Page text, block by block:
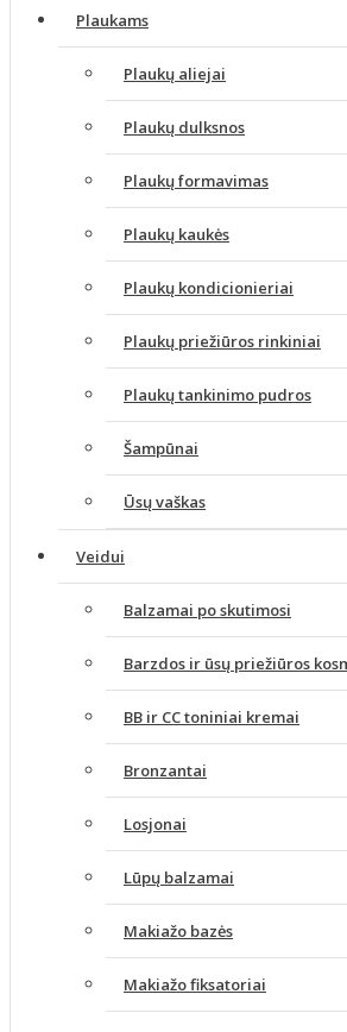
Plaukams
Plaukų aliejai
Plaukų dulksnos
Plaukų formavimas
Plaukų kaukės
Plaukų kondicionieriai
Plaukų priežiūros rinkiniai
Plaukų tankinimo pudros
Šampūnai
Ūsų vaškas
Veidui
Balzamai po skutimosi
Barzdos ir ūsų priežiūros
BB ir CC toniniai kremai
Bronzantai
Losjonai
Lūpų balzamai
Makiažo bazės
Makiažo fiksatoriai